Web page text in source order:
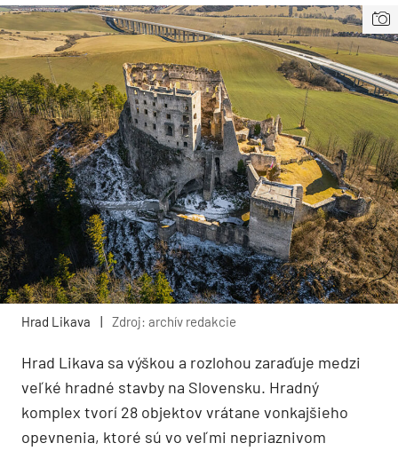
Hrad Likava | Zdroj: archív redakcie
Hrad Likava sa výškou a rozlohou zaraďuje medzi
veľké hradné stavby na Slovensku. Hradný
komplex tvorí 28 objektov vrátane vonkajšieho
opevnenia, ktoré sú vo veľmi nepriaznivom